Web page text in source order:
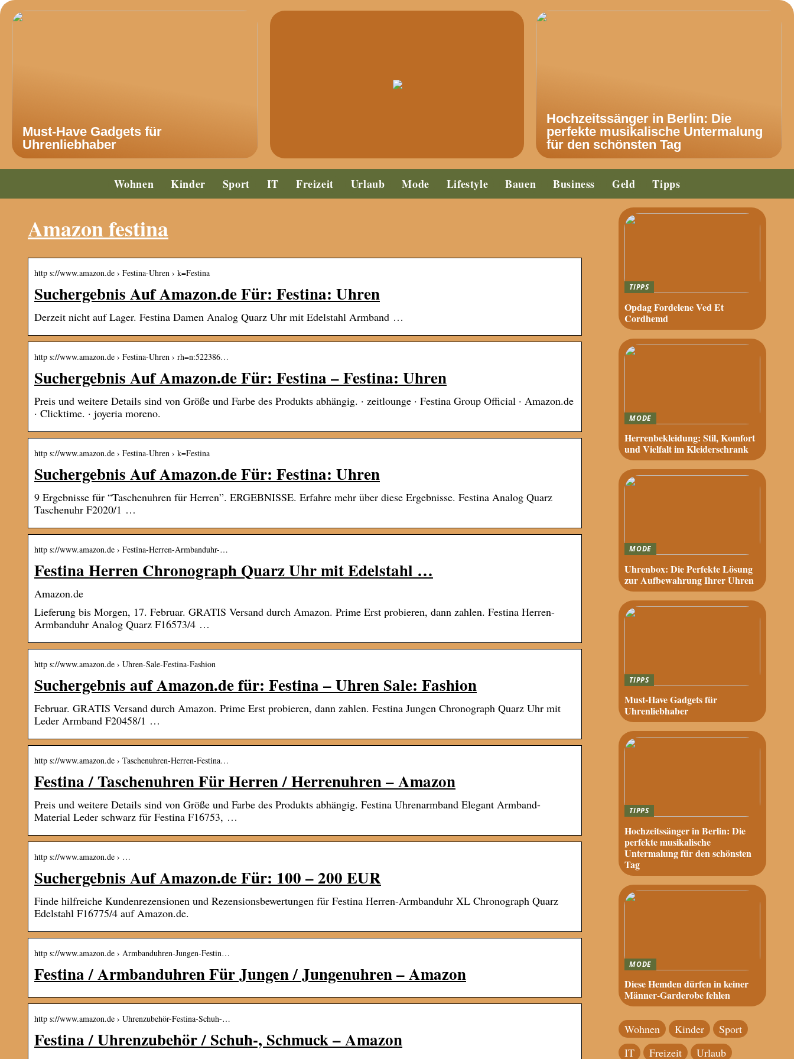
Must-Have Gadgets für
Uhrenliebhaber
Hochzeitssänger in Berlin: Die
perfekte musikalische Untermalung
für den schönsten Tag
Wohnen Kinder Sport IT Freizeit Urlaub Mode Lifestyle Bauen Business Geld Tipps
Amazon festina
http s://www.amazon.de › Festina-Uhren › k=Festina
Suchergebnis Auf Amazon.de Für: Festina: Uhren
Derzeit nicht auf Lager. Festina Damen Analog Quarz Uhr mit Edelstahl Armband …
http s://www.amazon.de › Festina-Uhren › rh=n:522386…
Suchergebnis Auf Amazon.de Für: Festina – Festina: Uhren
Preis und weitere Details sind von Größe und Farbe des Produkts abhängig. · zeitlounge · Festina Group Official · Amazon.de
· Clicktime. · joyeria moreno.
http s://www.amazon.de › Festina-Uhren › k=Festina
Suchergebnis Auf Amazon.de Für: Festina: Uhren
9 Ergebnisse für “Taschenuhren für Herren”. ERGEBNISSE. Erfahre mehr über diese Ergebnisse. Festina Analog Quarz
Taschenuhr F2020/1 …
http s://www.amazon.de › Festina-Herren-Armbanduhr-…
Festina Herren Chronograph Quarz Uhr mit Edelstahl …
Amazon.de
Lieferung bis Morgen, 17. Februar. GRATIS Versand durch Amazon. Prime Erst probieren, dann zahlen. Festina Herren-
Armbanduhr Analog Quarz F16573/4 …
http s://www.amazon.de › Uhren-Sale-Festina-Fashion
Suchergebnis auf Amazon.de für: Festina – Uhren Sale: Fashion
Februar. GRATIS Versand durch Amazon. Prime Erst probieren, dann zahlen. Festina Jungen Chronograph Quarz Uhr mit
Leder Armband F20458/1 …
http s://www.amazon.de › Taschenuhren-Herren-Festina…
Festina / Taschenuhren Für Herren / Herrenuhren – Amazon
Preis und weitere Details sind von Größe und Farbe des Produkts abhängig. Festina Uhrenarmband Elegant Armband-
Material Leder schwarz für Festina F16753, …
http s://www.amazon.de › …
Suchergebnis Auf Amazon.de Für: 100 – 200 EUR
Finde hilfreiche Kundenrezensionen und Rezensionsbewertungen für Festina Herren-Armbanduhr XL Chronograph Quarz
Edelstahl F16775/4 auf Amazon.de.
http s://www.amazon.de › Armbanduhren-Jungen-Festin…
Festina / Armbanduhren Für Jungen / Jungenuhren – Amazon
http s://www.amazon.de › Uhrenzubehör-Festina-Schuh-…
Festina / Uhrenzubehör / Schuh-, Schmuck – Amazon
TIPPS
Opdag Fordelene Ved Et
Cordhemd
MODE
Herrenbekleidung: Stil, Komfort
und Vielfalt im Kleiderschrank
MODE
Uhrenbox: Die Perfekte Lösung
zur Aufbewahrung Ihrer Uhren
TIPPS
Must-Have Gadgets für
Uhrenliebhaber
TIPPS
Hochzeitssänger in Berlin: Die
perfekte musikalische
Untermalung für den schönsten
Tag
MODE
Diese Hemden dürfen in keiner
Männer-Garderobe fehlen
Wohnen Kinder
Sport
IT
Freizeit Urlaub